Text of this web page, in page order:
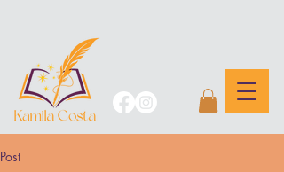
Post